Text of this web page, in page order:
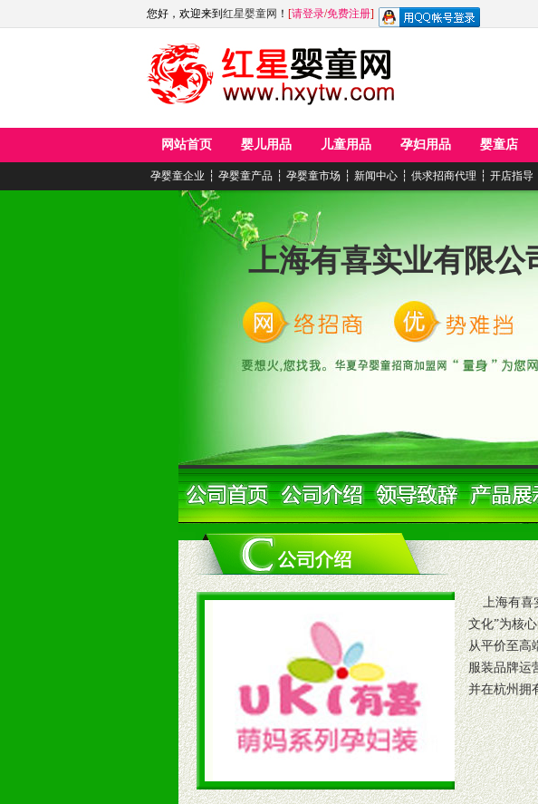
您好，欢迎来到 红星婴童网 ！ [请登录/免费注册]
网站首页 婴儿用品 儿童用品 孕妇用品 婴童店
孕婴童企业 ┆ 孕婴童产品 ┆ 孕婴童市场 ┆ 新闻中心 ┆ 供求招商代理 ┆ 开店指导
上海有喜实业有限公
上海有喜实
文化”为核
从平价至高
服装品牌运
并在杭州拥